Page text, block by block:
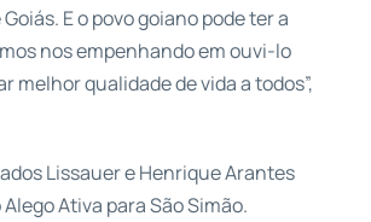
E o povo goiano pode ter a
nos empenhando em ouvi-lo
qualidade de vida a todos”,
Lissauer e Henrique Arantes
Ativa para São Simão.